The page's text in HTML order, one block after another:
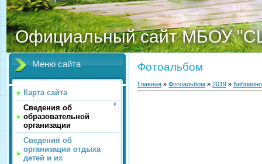
Официальный сайт МБОУ
Меню сайта
Карта сайта
Сведения об
образовательной
организации
Сведения об
организации отдыха
детей и их
Фотоальбом
Главная » Фотоальбом » 2019 »